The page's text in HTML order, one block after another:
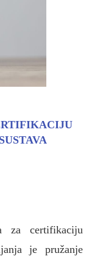
za certifikaciju
je pružanje